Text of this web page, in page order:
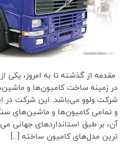
مقدمه از گذشته تا به امروز، یکی
در زمینه ساخت کامیون‌ها و
شرکت ولوو می‌باشد. این شرکت در
و تمامی کامیون‌ها و ماشین‌های
آن، بر طبق استاندارد‌های جهانی
ترین مدل‌های کامیون ساخته […]